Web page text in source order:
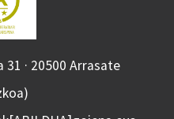
· 20500 Arrasate